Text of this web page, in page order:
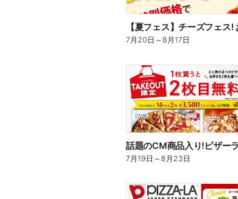
7月20日 ～8月17日
7月19日 ～8月23日